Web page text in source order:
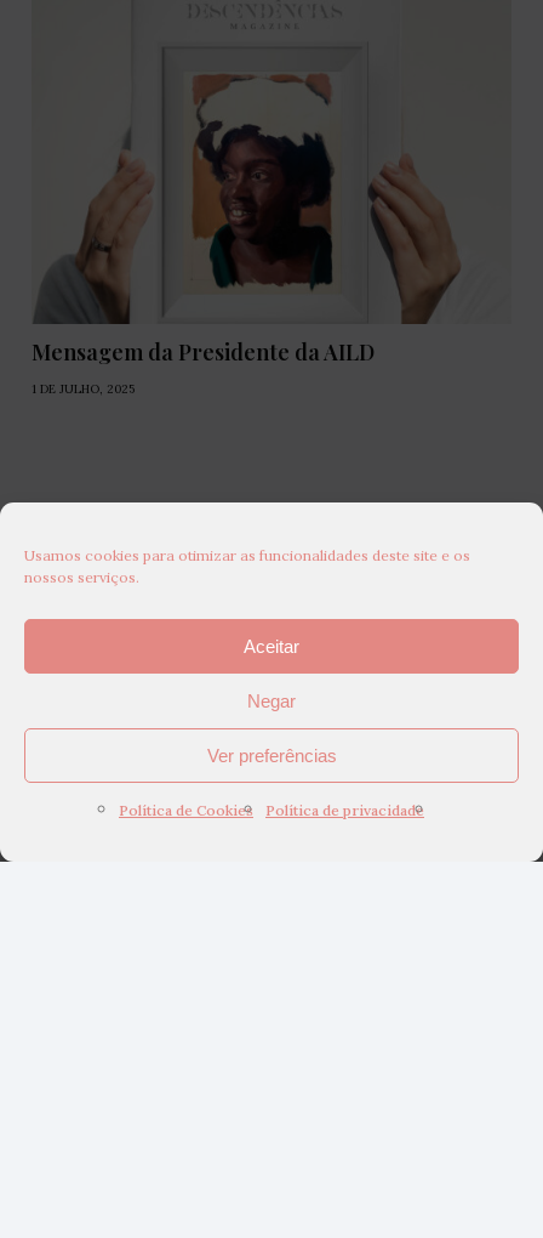
Usamos cookies para otimizar as funcionalidades deste site e os
nossos serviços.
Aceitar
Negar
Ver preferências
Política de Cookies Política de privacidade
Mensagem da Presidente da AILD
1 DE JULHO, 2025